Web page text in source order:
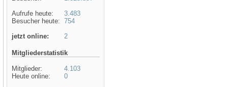
Aufrufe heute:
Besucher heute:
jetzt online:
3.483
754
2
Mitgliederstatistik
Mitglieder:
Heute online:
4.103
0